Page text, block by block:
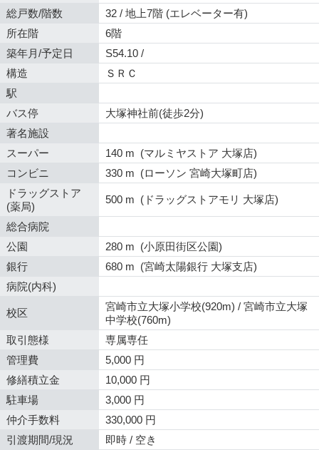
総戸数/階数
32 / 地上7階 (エレベーター有)
所在階
6階
築年月/予定日
S54.10 /
構造
ＳＲＣ
駅
バス停
大塚神社前(徒歩2分)
著名施設
スーパー
140 m (マルミヤストア 大塚店)
コンビニ
330 m (ローソン 宮崎大塚町店)
ドラッグストア
(薬局)
500 m (ドラッグストアモリ 大塚店)
総合病院
公園
280 m (小原田街区公園)
銀行
680 m (宮崎太陽銀行 大塚支店)
病院(内科)
校区
宮崎市立大塚小学校(920m) / 宮崎市立大塚
中学校(760m)
取引態様
専属専任
管理費
5,000 円
修繕積立金
10,000 円
駐車場
3,000 円
仲介手数料
330,000 円
引渡期間/現況
即時 / 空き